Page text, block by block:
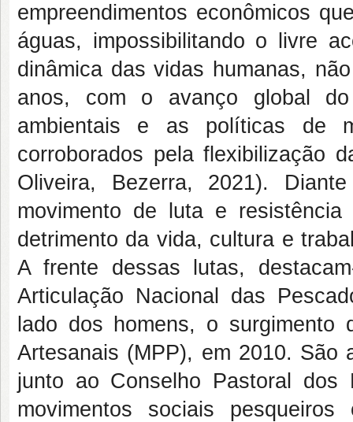
empreendimentos econômicos
águas, impossibilitando o livre
dinâmica das vidas humanas,
anos, com o avanço global do
ambientais e as políticas de
corroborados pela flexibilização
Oliveira, Bezerra, 2021).
movimento de luta e
detrimento da vida, cultura e
A frente dessas lutas,
Articulação Nacional das
lado dos homens, o surgimento
Artesanais (MPP), em 2010. São
junto ao Conselho Pastoral dos
movimentos sociais